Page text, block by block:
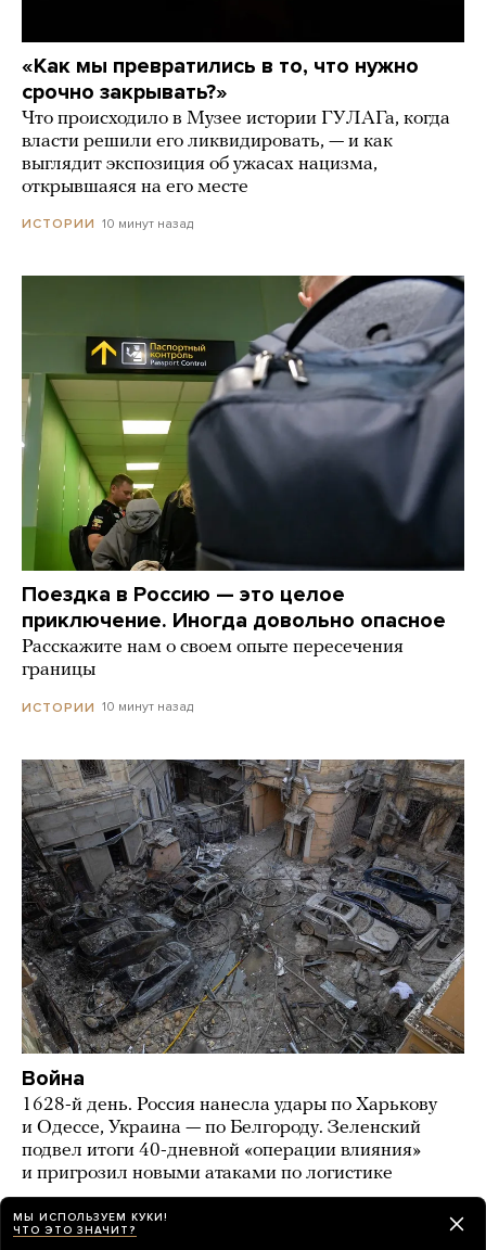
«Как мы превратились в то, что нужно
срочно закрывать?»
Что происходило в Музее истории ГУЛАГа, когда
власти решили его ликвидировать, — и как
выглядит экспозиция об ужасах нацизма,
открывшаяся на его месте
ИСТОРИИ 10 минут назад
Поездка в Россию — это целое
приключение. Иногда довольно опасное
Расскажите нам о своем опыте пересечения
границы
ИСТОРИИ 10 минут назад
Война
1628-й день. Россия нанесла удары по Харькову
и Одессе, Украина — по Белгороду. Зеленский
подвел итоги 40-дневной «операции влияния»
и пригрозил новыми атаками по логистике
МЫ ИСПОЛЬЗУЕМ КУКИ!
ЧТО ЭТО ЗНАЧИТ?